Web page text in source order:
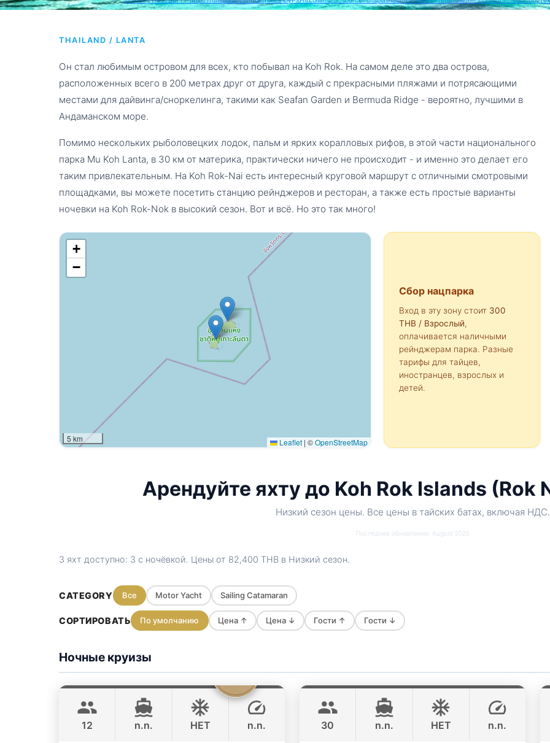
KOH ROK ISLANDS (ROK NOK
from krabi
THAILAND / LANTA
Он стал любимым островом для всех, кто побывал на Koh Rok. На самом деле это два острова,
расположенных всего в 200 метрах друг от друга, каждый с прекрасными пляжами и потрясающими
местами для дайвинга/сноркелинга, такими как Seafan Garden и Bermuda Ridge - вероятно, лучшими в
Андаманском море.
Помимо нескольких рыболовецких лодок, пальм и ярких коралловых рифов, в этой части национального
парка Mu Koh Lanta, в 30 км от материка, практически ничего не происходит - и именно это делает его
таким привлекательным. На Koh Rok-Nai есть интересный круговой маршрут с отличными смотровыми
площадками, вы можете посетить станцию рейнджеров и ресторан, а также есть простые варианты
ночевки на Koh Rok-Nok в высокий сезон. Вот и всё. Но это так много!
+
−
5 km Leaflet | ©OpenStreetMap
Сбор нацпарка
Вход в эту зону стоит 300
THB / Взрослый,
оплачивается наличными
рейнджерам парка. Разные
тарифы для тайцев,
иностранцев, взрослых и
детей.
Арендуйте яхту до Koh Rok Islands (Rok
Низкий сезон цены. Все цены в тайских батах, включая НДС.
Последнее обновление: August 2025
3 яхт доступно: 3 с ночёвкой. Цены от 82,400 THB в Низкий сезон.
CATEGORY Все Motor Yacht Sailing Catamaran
СОРТИРОВАТЬ По умолчанию Цена ↑ Цена ↓ Гости ↑ Гости ↓
Ночные круизы
FOUNTAINE PAJOT 40FT
Parrot
12 n.n. НЕТ n.n.
LAGOON 47FT
Mon Amour
30 n.n. НЕТ n.n.